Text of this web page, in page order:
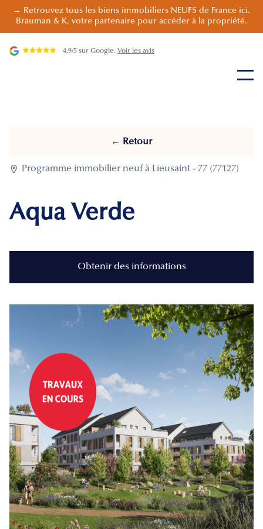
→ Retrouvez tous les biens immobiliers NEUFS de France ici.
Brauman & K, votre partenaire pour accéder à la propriété.
4.9/5 sur Google. Voir les avis
← Retour
 Programme immobilier neuf à Lieusaint - 77 (77127)
Aqua Verde
Obtenir des informations